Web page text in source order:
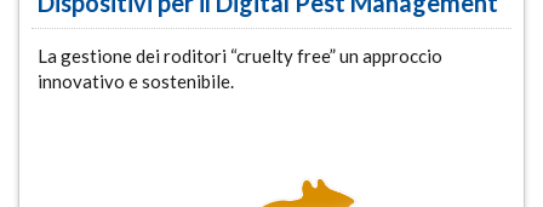
La gestione dei roditori “cruelty free” un approccio
innovativo e sostenibile.